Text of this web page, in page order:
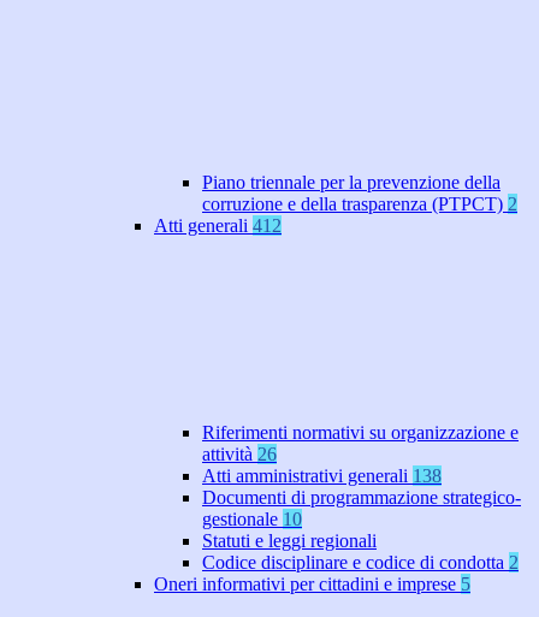
Piano triennale per la prevenzione della
corruzione e della trasparenza (PTPCT) 2
Atti generali 412
Riferimenti normativi su organizzazione e
attività 26
Atti amministrativi generali 138
Documenti di programmazione strategico-
gestionale 10
Statuti e leggi regionali
Codice disciplinare e codice di condotta 2
Oneri informativi per cittadini e imprese 5